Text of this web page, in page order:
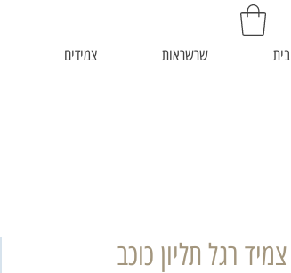
בית שרשראות צמידים
צמיד רגל תליון כוכב